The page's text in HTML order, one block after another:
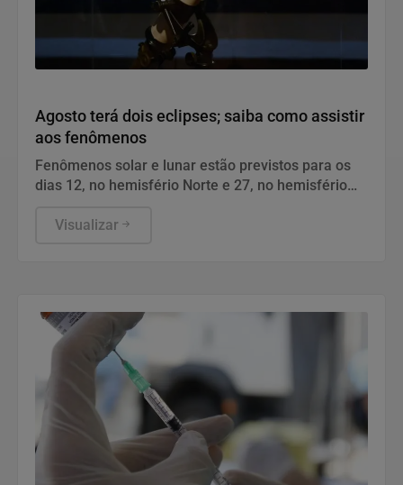
Agosto terá dois eclipses; saiba como assistir
aos fenômenos
Fenômenos solar e lunar estão previstos para os
dias 12, no hemisfério Norte e 27, no hemisfério
Visualizar